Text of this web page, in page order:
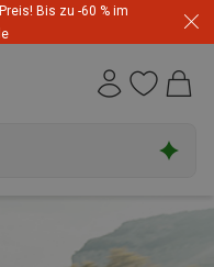
Bis zu -60 % im